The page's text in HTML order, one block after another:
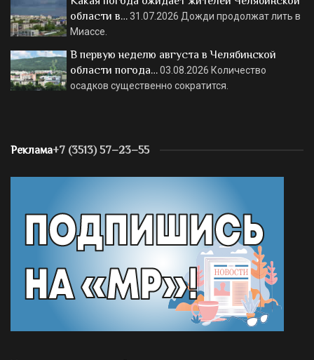
области в…31.07.2026 Дожди продолжат лить в
Миассе.
В первую неделю августа в Челябинской
области погода…03.08.2026 Количество
осадков существенно сократится.
Реклама+7 (3513) 57–23–55